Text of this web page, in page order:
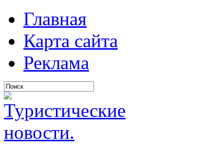
Главная
Карта сайта
Реклама